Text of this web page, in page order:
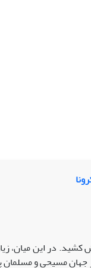
در این میان،
مسیحی و مسلمان